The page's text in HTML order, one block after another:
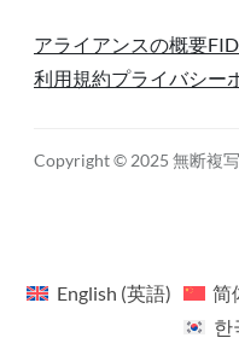
アライアンスの概要
利用規約プライバシー
Copyright © 2025 無断複
English (英語) 简
한